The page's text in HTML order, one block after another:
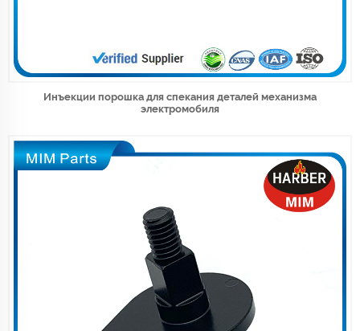
Инъекции порошка для спекания деталей механизма
электромобиля